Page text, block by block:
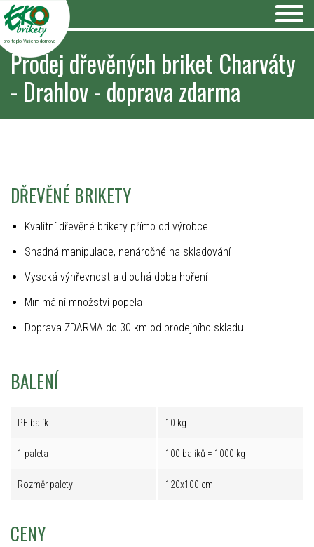
pro teplo Vašeho domova
Prodej dřevěných briket Charváty
- Drahlov - doprava zdarma
DŘEVĚNÉ BRIKETY
Kvalitní dřevěné brikety přímo od výrobce
Snadná manipulace, nenáročné na skladování
Vysoká výhřevnost a dlouhá doba hoření
Minimální množství popela
Doprava ZDARMA do 30 km od prodejního skladu
BALENÍ
PE balík 10 kg
1 paleta 100 balíků = 1000 kg
Rozměr palety 120x100 cm
CENY